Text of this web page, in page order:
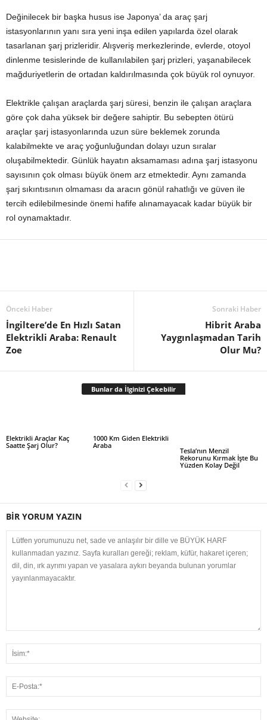
Değinilecek bir başka husus ise Japonya’ da araç şarj
istasyonlarının yanı sıra yeni inşa edilen yapılarda özel olarak
tasarlanan şarj prizleridir. Alışveriş merkezlerinde, evlerde, otoyol
dinlenme tesislerinde de kullanılabilen şarj prizleri, yaşanabilecek
mağduriyetlerin de ortadan kaldırılmasında çok büyük rol oynuyor.
Elektrikle çalışan araçlarda şarj süresi, benzin ile çalışan araçlara
göre çok daha yüksek bir değere sahiptir. Bu sebepten ötürü
araçlar şarj istasyonlarında uzun süre beklemek zorunda
kalabilmekte ve araç yoğunluğundan dolayı uzun sıralar
oluşabilmektedir. Günlük hayatın aksamaması adına şarj istasyonu
sayısının çok olması büyük önem arz etmektedir. Aynı zamanda
şarj sıkıntısının olmaması da aracın gönül rahatlığı ve güven ile
tercih edilebilmesinde önemi hafife alınamayacak kadar büyük bir
rol oynamaktadır.
Önceki Haber
İngiltere’de En Hızlı Satan
Elektrikli Araba: Renault
Zoe
Sonraki Haber
Hibrit Araba
Yaygınlaşmadan Tarih
Olur Mu?
Bunlar da İlginizi Çekebilir
Elektrikli Araçlar Kaç
Saatte Şarj Olur?
1000 Km Giden Elektrikli
Araba
Tesla’nın Menzil
Rekorunu Kırmak İşte Bu
Yüzden Kolay Değil
BİR YORUM YAZIN